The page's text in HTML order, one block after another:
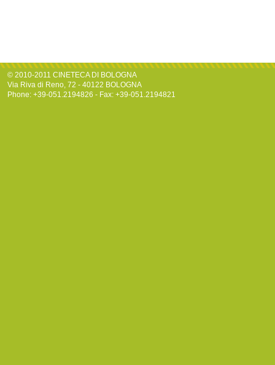
© 2010-2011 CINETECA DI BOLOGNA
Via Riva di Reno, 72 - 40122 BOLOGNA
Phone: +39-051.2194826 - Fax: +39-051.2194821